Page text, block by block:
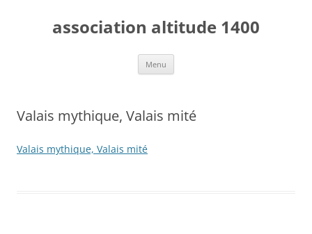
contenuassociation altitude 1400
Menu
Valais mythique, Valais mité
Valais mythique, Valais mité